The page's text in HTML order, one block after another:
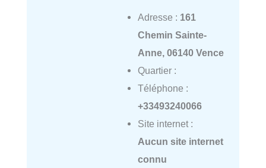
Adresse : 161
Chemin Sainte-
Anne, 06140 Vence
Quartier :
Téléphone :
+33493240066
Site internet :
Aucun site internet
connu